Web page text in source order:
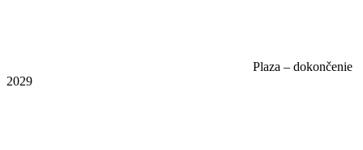
Plaza – dokončenie
2029